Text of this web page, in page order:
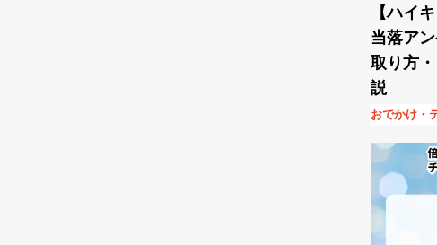
【ハイ
当落ア
取り方
説
おでかけ・